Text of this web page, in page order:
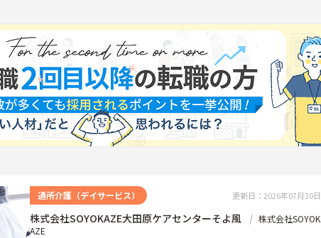
通所介護（デイサービス） 更新日：2026年07月30日
株式会社SOYOKAZE大田原ケアセンターそよ風
株式会社SOYOK
AZE